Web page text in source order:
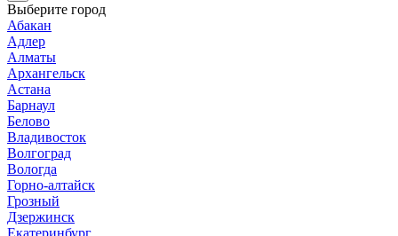
Выберите город
Абакан
Адлер
Алматы
Архангельск
Астана
Барнаул
Белово
Владивосток
Волгоград
Вологда
Горно-алтайск
Грозный
Дзержинск
Екатеринбург